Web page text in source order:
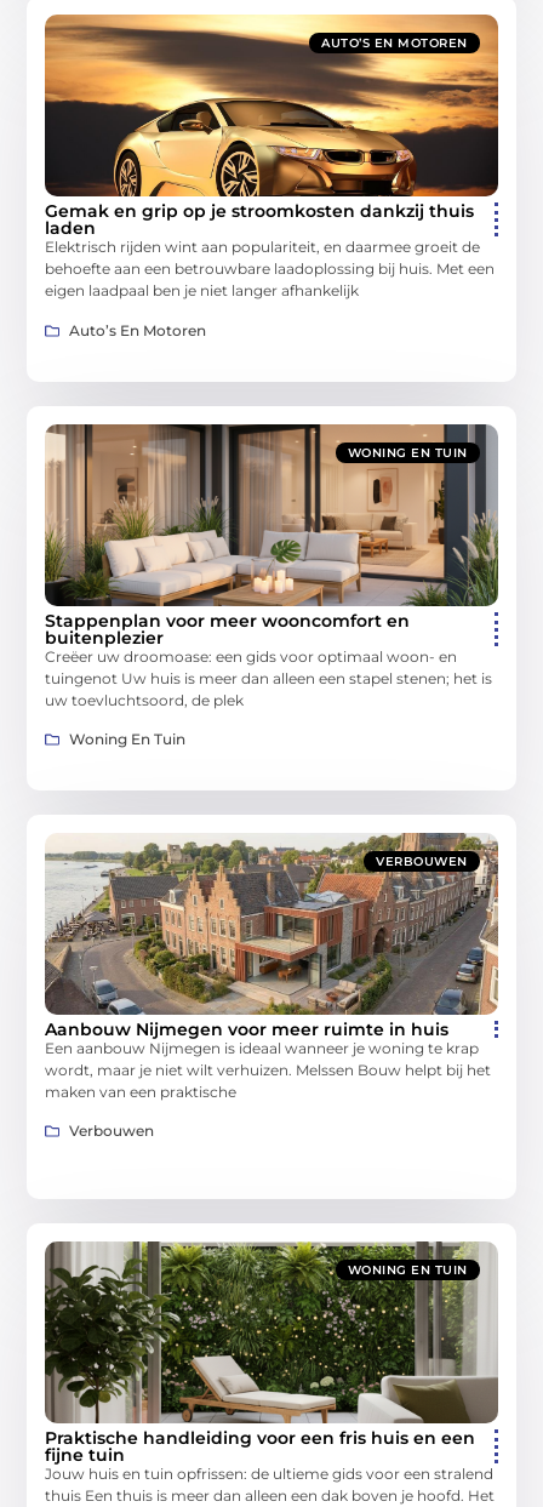
AUTO’S EN MOTOREN
Gemak en grip op je stroomkosten dankzij thuis
laden
Elektrisch rijden wint aan populariteit, en daarmee groeit de
behoefte aan een betrouwbare laadoplossing bij huis. Met een
eigen laadpaal ben je niet langer afhankelijk
Auto’s En Motoren
WONING EN TUIN
Stappenplan voor meer wooncomfort en
buitenplezier
Creëer uw droomoase: een gids voor optimaal woon- en
tuingenot Uw huis is meer dan alleen een stapel stenen; het is
uw toevluchtsoord, de plek
Woning En Tuin
VERBOUWEN
Aanbouw Nijmegen voor meer ruimte in huis
Een aanbouw Nijmegen is ideaal wanneer je woning te krap
wordt, maar je niet wilt verhuizen. Melssen Bouw helpt bij het
maken van een praktische
Verbouwen
WONING EN TUIN
Praktische handleiding voor een fris huis en een
fijne tuin
Jouw huis en tuin opfrissen: de ultieme gids voor een stralend
thuis Een thuis is meer dan alleen een dak boven je hoofd. Het